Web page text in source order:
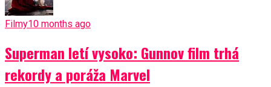
Filmy10 months ago
Superman letí vysoko: Gunnov film trhá
rekordy a poráža Marvel